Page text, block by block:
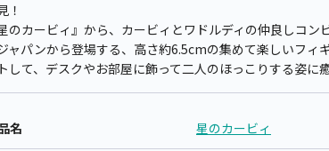
！
のカービィ』から、カービィとワドルディの仲良しコン
ャパンから登場する、高さ約6.5cmの集めて楽しいフィ
して、デスクやお部屋に飾って二人のほっこりする姿に
名 星のカービィ